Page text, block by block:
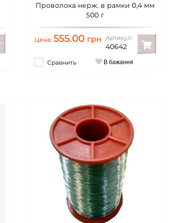
Проволока нерж. в рамки 0,4 мм
500 г
Цена: 555.00 грн Артикул:
40642
Сравнить В бажання